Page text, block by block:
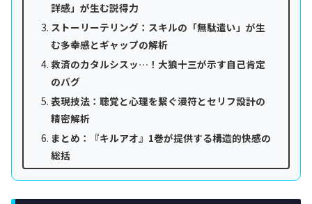
詳感」が生む説得力
ストーリーテリング：スキルの「無駄遣い」が生
む多幸感とギャップの解析
救済のカタルシスッ…！大狼十三が示す自己肯定
のバグ
表現技法：聴覚と心理を繋ぐ漫符とセリフ設計の
精密解析
まとめ：『キルアオ』1巻が提供する構造的快感の
総括